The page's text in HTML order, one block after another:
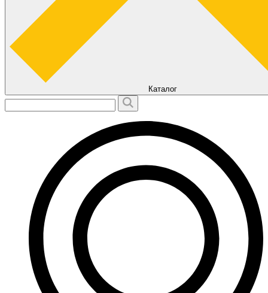
Каталог